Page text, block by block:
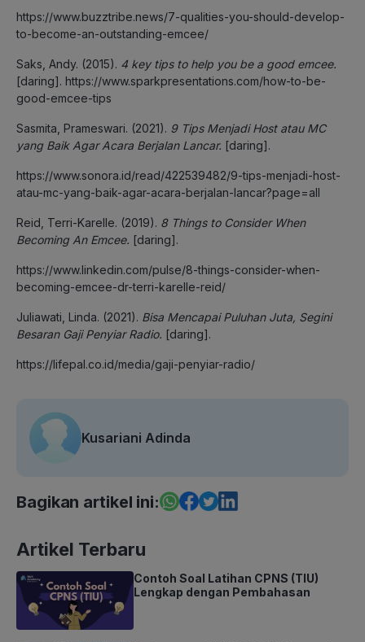
https://www.buzztribe.news/7-qualities-you-should-develop-
to-become-an-outstanding-emcee/
Saks, Andy. (2015). 4 key tips to help you be a good emcee.
[daring]. https://www.sparkpresentations.com/how-to-be-
good-emcee-tips
Sasmita, Prameswari. (2021). 9 Tips Menjadi Host atau MC
yang Baik Agar Acara Berjalan Lancar. [daring].
https://www.sonora.id/read/422539482/9-tips-menjadi-host-
atau-mc-yang-baik-agar-acara-berjalan-lancar?page=all
Reid, Terri-Karelle. (2019). 8 Things to Consider When
Becoming An Emcee. [daring].
https://www.linkedin.com/pulse/8-things-consider-when-
becoming-emcee-dr-terri-karelle-reid/
Juliawati, Linda. (2021). Bisa Mencapai Puluhan Juta, Segini
Besaran Gaji Penyiar Radio. [daring].
https://lifepal.co.id/media/gaji-penyiar-radio/
Kusariani Adinda
Bagikan artikel ini:
Artikel Terbaru
Contoh Soal Latihan CPNS (TIU)
Lengkap dengan Pembahasan